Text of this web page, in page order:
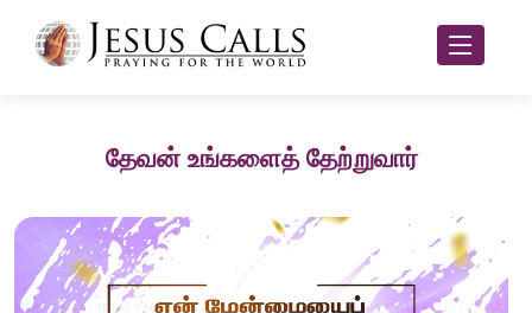
தேவன் உங்களைத் தேற்றுவார்